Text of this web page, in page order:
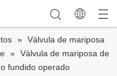
» Válvula de mariposa
» Válvula de mariposa de
fundido operado